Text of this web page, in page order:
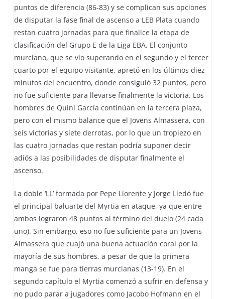
puntos de diferencia (86-83) y se complican sus opciones
de disputar la fase final de ascenso a LEB Plata cuando
restan cuatro jornadas para que finalice la etapa de
clasificación del Grupo E de la Liga EBA. El conjunto
murciano, que se vio superando en el segundo y el tercer
cuarto por el equipo visitante, apretó en los últimos diez
minutos del encuentro, donde consiguió 32 puntos, pero
no fue suficiente para llevarse finalmente la victoria. Los
hombres de Quini García continúan en la tercera plaza,
pero con el mismo balance que el Jovens Almassera, con
seis victorias y siete derrotas, por lo que un tropiezo en
las cuatro jornadas que restan podría suponer decir
adiós a las posibilidades de disputar finalmente el
ascenso.
La doble ‘LL’ formada por Pepe Llorente y Jorge Lledó fue
el principal baluarte del Myrtia en ataque, ya que entre
ambos lograron 48 puntos al término del duelo (24 cada
uno). Sin embargo, eso no fue suficiente para un Jovens
Almassera que cuajó una buena actuación coral por la
mayoría de sus hombres, a pesar de que la primera
manga se fue para tierras murcianas (13-19). En el
segundo capítulo el Myrtia comenzó a sufrir en defensa y
no pudo parar a jugadores como Jacobo Hofmann en el